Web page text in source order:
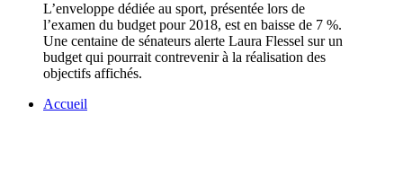
L’enveloppe dédiée au sport, présentée lors de
l’examen du budget pour 2018, est en baisse de 7 %.
Une centaine de sénateurs alerte Laura Flessel sur un
budget qui pourrait contrevenir à la réalisation des
objectifs affichés.
Accueil